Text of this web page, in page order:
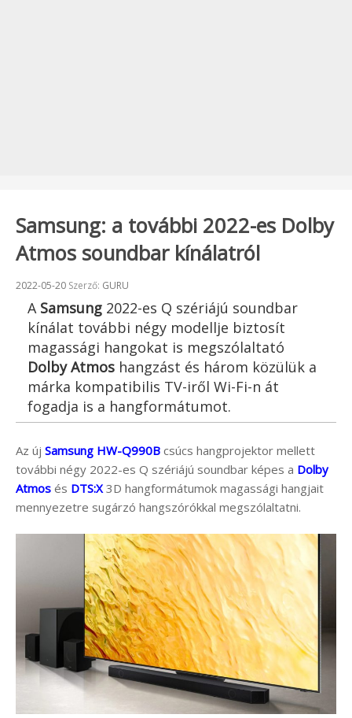
Samsung: a további 2022-es Dolby
Atmos soundbar kínálatról
Beküldve:
2022-05-20 Szerző: GURU
A Samsung 2022-es Q szériájú soundbar
kínálat további négy modellje biztosít
magassági hangokat is megszólaltató
Dolby Atmos hangzást és három közülük a
márka kompatibilis TV-iről Wi-Fi-n át
fogadja is a hangformátumot.
Az új Samsung HW-Q990B csúcs hangprojektor mellett
további négy 2022-es Q szériájú soundbar képes a Dolby
Atmos és DTS:X 3D hangformátumok magassági hangjait
mennyezetre sugárzó hangszórókkal megszólaltatni.